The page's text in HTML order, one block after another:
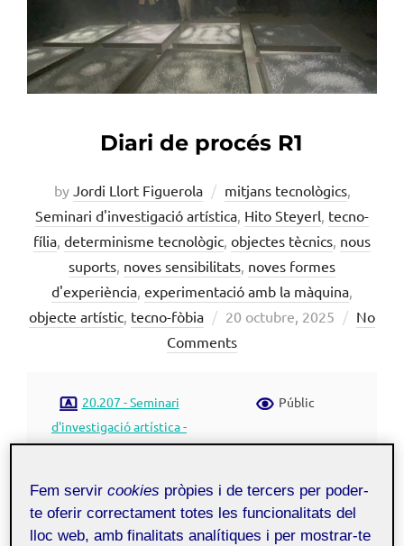
Diari de procés R1
by Jordi Llort Figuerola mitjans tecnològics,
Seminari d'investigació artística Hito Steyerl tecno-
fília determinisme tecnològic objectes tècnics nous
suports noves sensibilitats noves formes
d'experiència experimentació amb la màquina
objecte artístic tecno-fòbia
Posted
on
20 octubre, 2025
No
Comments
20.207 - Seminari
d'investigació artística -
Aula 1
Públic
Massa titani per poc concepte.
Fem servircookies pròpies i de tercers per poder-
te oferir correctament totes les funcionalitats del
lloc web, amb finalitats analítiques i per mostrar-te